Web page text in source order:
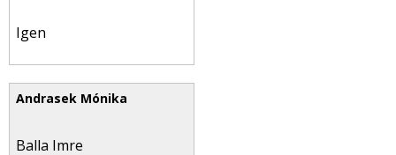
Igen
Balla Imre